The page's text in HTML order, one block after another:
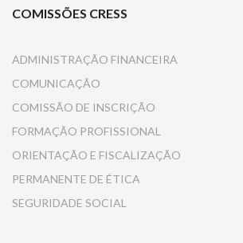
COMISSÕES CRESS
ADMINISTRAÇÃO FINANCEIRA
COMUNICAÇÃO
COMISSÃO DE INSCRIÇÃO
FORMAÇÃO PROFISSIONAL
ORIENTAÇÃO E FISCALIZAÇÃO
PERMANENTE DE ÉTICA
SEGURIDADE SOCIAL